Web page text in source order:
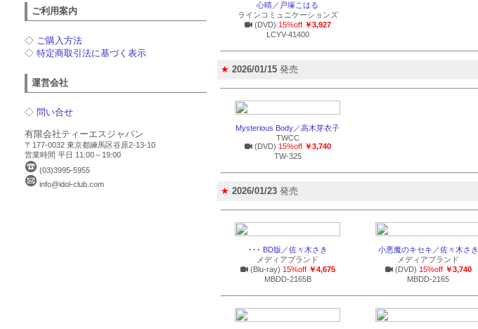
ご利用案内
◇ ご購入方法
◇ 特定商取引法に基づく表示
運営会社
◇ 問い合せ
有限会社ティーエスジャパン
〒177-0032 東京都練馬区谷原2-13-10
営業時間 平日 11:00～19:00
(03)3995-5955
info@idol-club.com
心晴／戸塚こはる
ラインコミュニケーションズ
(DVD) 15%off ￥3,927
LCYV-41400
★ 2026/01/15 発売
Mysterious Body／高木芽衣子
TWCC
(DVD) 15%off ￥3,740
TW-325
★ 2026/01/23 発売
･･･ BD版／佐々木さき
メディアブランド
(Blu-ray) 15%off ￥4,675
MBDD-2165B
小悪魔のキセキ／佐々木さき
メディアブランド
(DVD) 15%off ￥3,740
MBDD-2165